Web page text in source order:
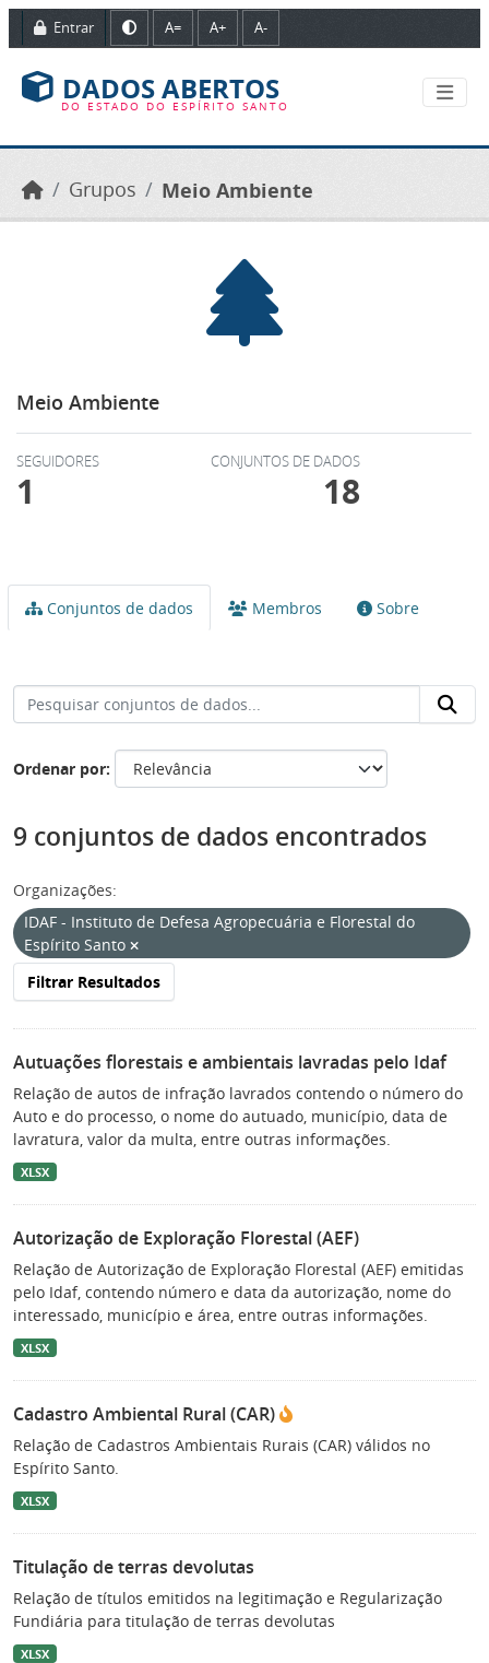
Ir para o conteúdo principal
Entrar A= A+ A-
DADOS ABERTOS
DO ESTADO DO ESPÍRITO SANTO
Grupos Meio Ambiente
Meio Ambiente
SEGUIDORES
1
CONJUNTOS DE DADOS
18
Conjuntos de dados Membros Sobre
Ordenar por
9 conjuntos de dados encontrados
Organizações:
IDAF - Instituto de Defesa Agropecuária e Florestal do
Espírito Santo
Filtrar Resultados
Autuações florestais e ambientais lavradas pelo Idaf
Relação de autos de infração lavrados contendo o número do
Auto e do processo, o nome do autuado, município, data de
lavratura, valor da multa, entre outras informações.
XLSX
Autorização de Exploração Florestal (AEF)
Relação de Autorização de Exploração Florestal (AEF) emitidas
pelo Idaf, contendo número e data da autorização, nome do
interessado, município e área, entre outras informações.
XLSX
Cadastro Ambiental Rural (CAR)
Relação de Cadastros Ambientais Rurais (CAR) válidos no
Espírito Santo.
XLSX
Titulação de terras devolutas
Relação de títulos emitidos na legitimação e Regularização
Fundiária para titulação de terras devolutas
XLSX